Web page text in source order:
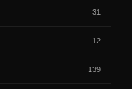
31
12
139